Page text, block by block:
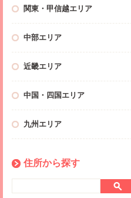
関東・甲信越エリア
中部エリア
近畿エリア
中国・四国エリア
九州エリア
住所から探す